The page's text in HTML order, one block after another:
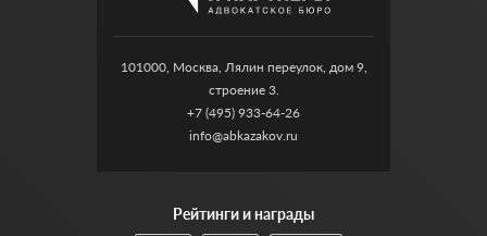
101000, Москва, Лялин переулок, дом 9,
строение 3.
+7 (495) 933-64-26
info@abkazakov.ru
Рейтинги и награды